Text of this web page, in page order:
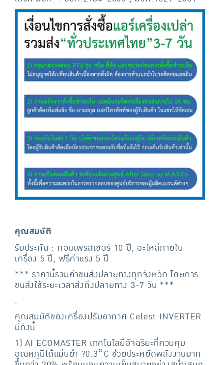
คุณสมบัติ
รับประกัน : คอมเพรสเซอร์ 10 ปี, อะไหล่ภายใน
เครื่อง 5 ปี, ฟรีค่าแรง 5 ปี
*** ราคานี้รวมค่าขนส่งปลายทางทุกจังหวัด โดยการ
ขนส่งใช้ระยะเวลาส่งถึงปลายทาง 3-7 วัน ***
.
คุณสมบัติของเครื่องปรับอากาศ Celest INVERTER
มีดังนี้
1) AI ECOMASTER เทคโนโลยีอัจฉริยะที่ควบคุม
อุณหภูมิได้แม่นยำ ?0.3°C ช่วยประหยัดพลังงานมาก